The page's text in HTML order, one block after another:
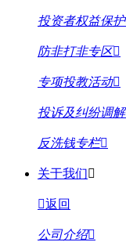
投资者权益保护
防非打非专区
专项投教活动
投诉及纠纷调解
反洗钱专栏
关于我们
返回
公司介绍